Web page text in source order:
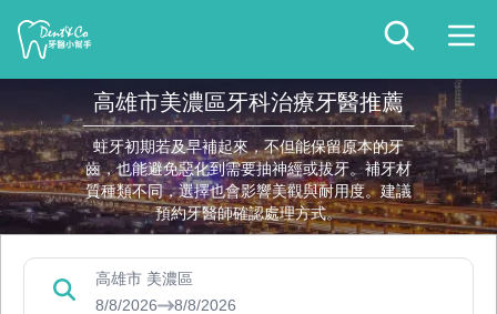
高雄市美濃區牙科治療牙醫推薦
蛀牙初期若及早補起來，不但能保留原本的牙
齒，也能避免惡化到需要抽神經或拔牙。補牙材
質種類不同，選擇也會影響美觀與耐用度。建議
預約牙醫師確認處理方式。
高雄市 美濃區
8/8/2026
8/8/2026